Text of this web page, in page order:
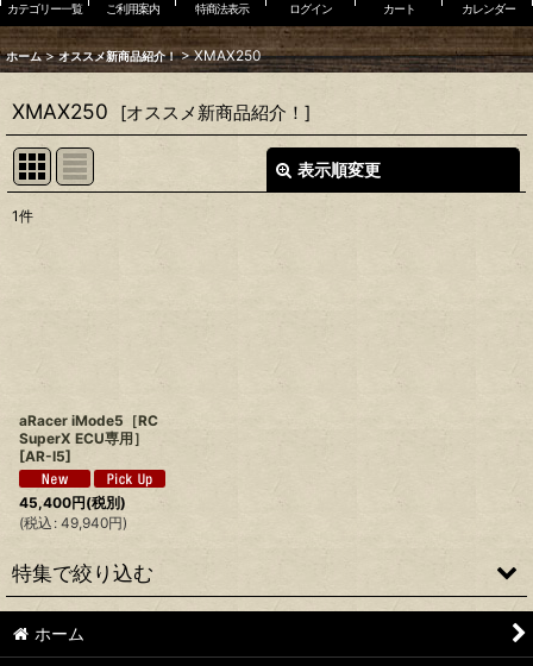
カテゴリー一覧 ご利用案内 特商法表示 ログイン カート カレンダー
ホーム > オススメ新商品紹介！ > XMAX250
XMAX250 [オススメ新商品紹介！ ]
表示順変更
1件
aRacer iMode5［RC
SuperX ECU専用］
[AR-I5]
45,400円(税別)
(税込 : 49,940円)
特集で絞り込む
シグナスX1型 国内仕様
ホーム